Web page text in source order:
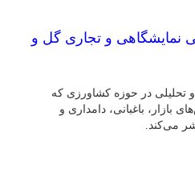
نمایشگاهی و تجاری گل و
تحلیلی در حوزه کشاورزی که
بازار، باغبانی، دامداری و
می‌کند.